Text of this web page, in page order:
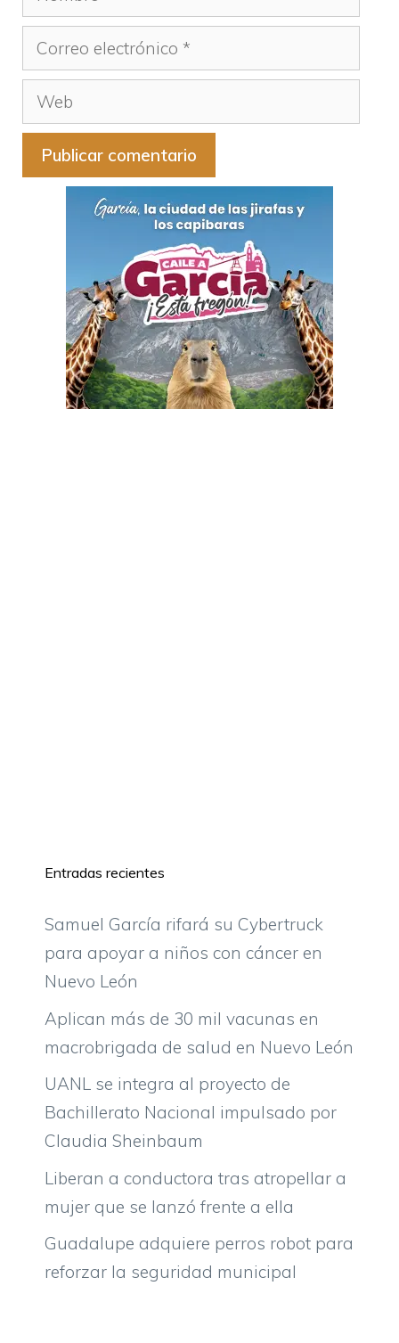
Correo
electrónico
Web
Entradas recientes
Samuel García rifará su Cybertruck
para apoyar a niños con cáncer en
Nuevo León
Aplican más de 30 mil vacunas en
macrobrigada de salud en Nuevo León
UANL se integra al proyecto de
Bachillerato Nacional impulsado por
Claudia Sheinbaum
Liberan a conductora tras atropellar a
mujer que se lanzó frente a ella
Guadalupe adquiere perros robot para
reforzar la seguridad municipal